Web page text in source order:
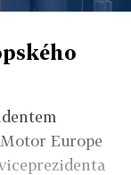
Europe